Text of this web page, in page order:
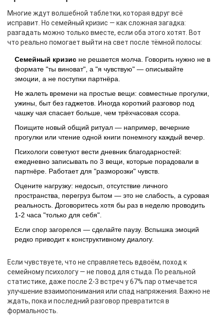
Многие ждут волшебной таблетки, которая вдруг всё
исправит. Но семейный кризис — как сложная загадка:
разгадать можно только вместе, если оба этого хотят. Вот
что реально помогает выйти на свет после тёмной полосы:
Семейный кризис не решается молча. Говорить нужно не в
формате "ты виноват", а "я чувствую" — описывайте
эмоции, а не поступки партнёра.
Не жалеть времени на простые вещи: совместные прогулки,
ужины, быт без гаджетов. Иногда короткий разговор под
чашку чая спасает больше, чем трёхчасовая ссора.
Поищите новый общий ритуал — например, вечерние
прогулки или чтение одной книги понемногу каждый вечер.
Психологи советуют вести дневник благодарностей:
ежедневно записывать по 3 вещи, которые порадовали в
партнёре. Работает для "разморозки" чувств.
Оцените нагрузку: недосып, отсутствие личного
пространства, перегруз бытом — это не слабость, а суровая
реальность. Договоритесь хотя бы раз в неделю проводить
1-2 часа "только для себя".
Если спор загорелся — сделайте паузу. Вспышка эмоций
редко приводит к конструктивному диалогу.
Если чувствуете, что не справляетесь вдвоём, поход к
семейному психологу — не повод для стыда. По реальной
статистике, даже после 2-3 встреч у 67% пар отмечается
улучшение взаимопонимания или спад напряжения. Важно не
ждать, пока и последний разговор превратится в
формальность.